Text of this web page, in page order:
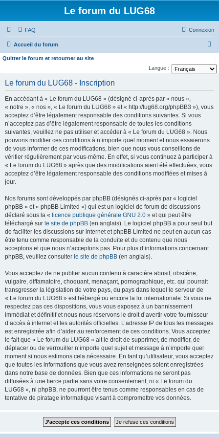
Le forum du LUG68
FAQ Connexion
Accueil du forum
c
e
Quitter le forum et retourner au site
Langue :
Le forum du LUG68 - Inscription
En accédant à « Le forum du LUG68 » (désigné ci-après par « nous »,
« notre », « nos », « Le forum du LUG68 » et « http://lug68.org/phpBB3 »), vous
acceptez d’être légalement responsable des conditions suivantes. Si vous
n’acceptez pas d’être légalement responsable de toutes les conditions
suivantes, veuillez ne pas utiliser et accéder à « Le forum du LUG68 ». Nous
pouvons modifier ces conditions à n’importe quel moment et nous essaierons
de vous informer de ces modifications, bien que nous vous conseillons de
vérifier régulièrement par vous-même. En effet, si vous continuez à participer à
« Le forum du LUG68 » après que des modifications aient été effectuées, vous
acceptez d’être légalement responsable des conditions modifiées et mises à
jour.
Nos forums sont développés par phpBB (désignés ci-après par « logiciel
phpBB » et « phpBB Limited ») qui est un logiciel de forum de discussions
déclaré sous la « licence publique générale GNU 2.0 » et qui peut être
téléchargé sur le site de phpBB (en anglais). Le logiciel phpBB a pour seul but
de faciliter les discussions sur internet et phpBB Limited ne peut en aucun cas
être tenu comme responsable de la conduite et du contenu que nous
acceptons et que nous n’acceptons pas. Pour plus d’informations concernant
phpBB, veuillez consulter le site de phpBB (en anglais).
Vous acceptez de ne publier aucun contenu à caractère abusif, obscène,
vulgaire, diffamatoire, choquant, menaçant, pornographique, etc. qui pourrait
transgresser la législation de votre pays, du pays dans lequel le serveur de
« Le forum du LUG68 » est hébergé ou encore la loi internationale. Si vous ne
respectez pas ces dispositions, vous vous exposez à un bannissement
immédiat et définitif et nous nous réservons le droit d’avertir votre fournisseur
d’accès à internet et les autorités officielles. L’adresse IP de tous les messages
est enregistrée afin d’aider au renforcement de ces conditions. Vous acceptez
le fait que « Le forum du LUG68 » ait le droit de supprimer, de modifier, de
déplacer ou de verrouiller n’importe quel sujet et message à n’importe quel
moment si nous estimons cela nécessaire. En tant qu’utilisateur, vous acceptez
que toutes les informations que vous avez renseignées soient enregistrées
dans notre base de données. Bien que ces informations ne seront pas
diffusées à une tierce partie sans votre consentement, ni « Le forum du
LUG68 », ni phpBB, ne pourront être tenus comme responsables en cas de
tentative de piratage informatique visant à compromettre vos données.